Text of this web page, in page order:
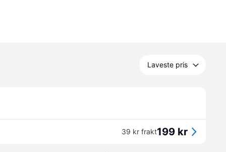
Laveste pris
39 kr frakt199 kr